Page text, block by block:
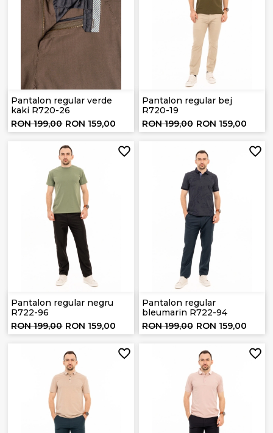
Pantalon regular verde
kaki R720-26
RON 199,00 RON 159,00
Pantalon regular bej
R720-19
RON 199,00 RON 159,00
Pantalon regular negru
R722-96
RON 199,00 RON 159,00
Pantalon regular
bleumarin R722-94
RON 199,00 RON 159,00